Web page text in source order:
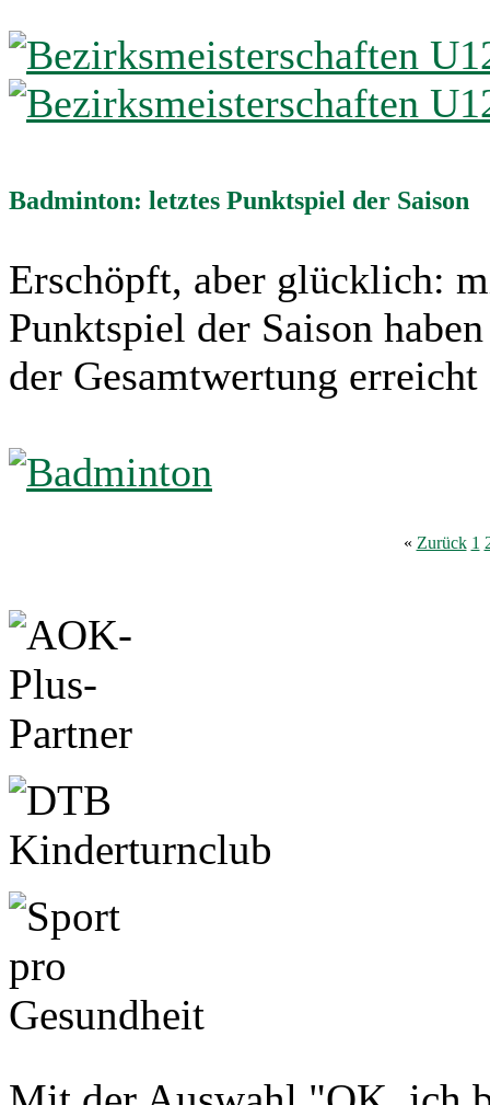
Badminton: letztes Punktspiel der Saison
Erschöpft, aber glücklich:
Punktspiel der Saison
der Gesamtwertung erreicht
« Zurück 1